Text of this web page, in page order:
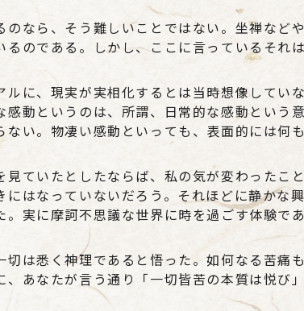
のなら、そう難しいことではない。坐禅など
のである。しかし、ここに言っているそれ
ルに、現実が実相化するとは当時想像してい
感動というのは、所謂、日常的な感動という
い。物凄い感動といっても、表面的には何
見ていたとしたならば、私の気が変わったこ
にはなっていないだろう。それほどに静かな
実に摩訶不思議な世界に時を過ごす体験であ
切は悉く神理であると悟った。如何なる苦痛
、あなたが言う通り「一切皆苦の本質は悦び